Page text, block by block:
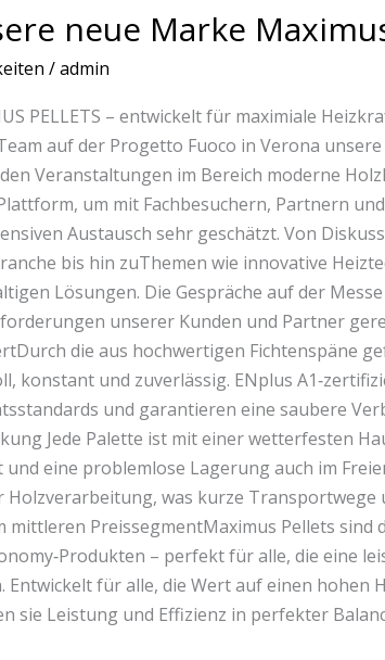
neue Marke
/admin
PELLETS – entwickelt für maximiale
auf der Progetto Fuoco in Verona
Veranstaltungen im Bereich moderne
um mit Fachbesuchern, Partnern
Austausch sehr geschätzt. Von
bis hin zuThemen wie innovative
Lösungen. Die Gespräche auf der
unserer Kunden und Partner
die aus hochwertigen Fichtenspäne
konstant und zuverlässig. ENplus
und garantieren eine saubere
Jede Palette ist mit einer wetterfesten
und eine problemlose Lagerung auch im
Holzverarbeitung, was kurze
mittleren PreissegmentMaximus Pellets
– perfekt für alle, die eine
Entwickelt für alle, die Wert auf einen hohen
sie Leistung und Effizienz in perfekter